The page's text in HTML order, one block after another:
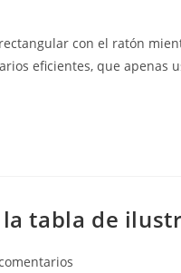
con el ratón
eficientes, que apenas
tabla de